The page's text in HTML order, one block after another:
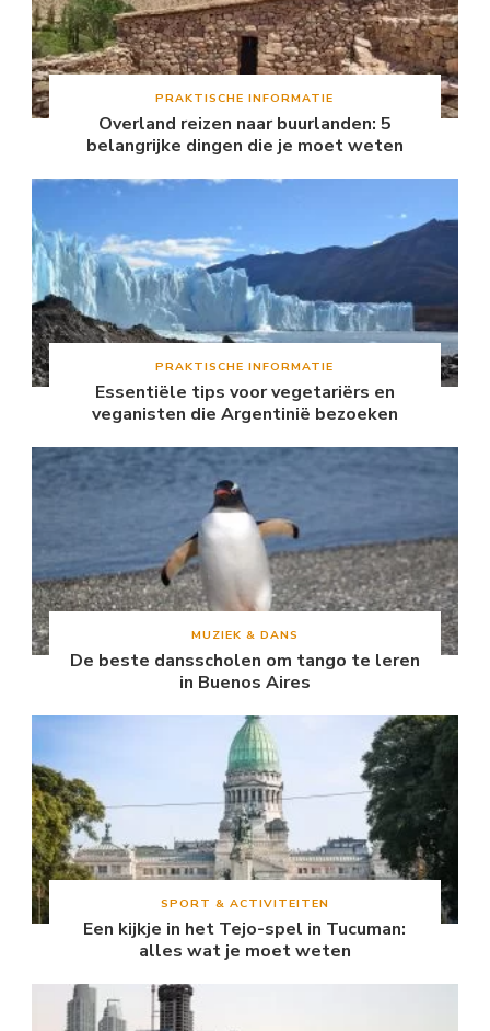
PRAKTISCHE INFORMATIE
Overland reizen naar buurlanden: 5
belangrijke dingen die je moet weten
PRAKTISCHE INFORMATIE
Essentiële tips voor vegetariërs en
veganisten die Argentinië bezoeken
MUZIEK & DANS
De beste dansscholen om tango te leren
in Buenos Aires
SPORT & ACTIVITEITEN
Een kijkje in het Tejo-spel in Tucuman:
alles wat je moet weten